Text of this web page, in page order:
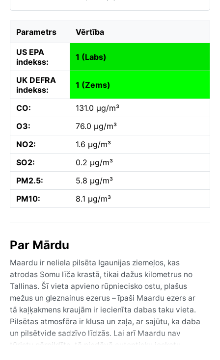
Parametrs Vērtība
US EPA
indekss:
1 (Labs)
UK DEFRA
indekss:
1 (Zems)
CO:
131.0 µg/m³
O3:
76.0 µg/m³
NO2:
1.6 µg/m³
SO2:
0.2 µg/m³
PM2.5:
5.8 µg/m³
PM10:
8.1 µg/m³
Par Mārdu
Maardu ir neliela pilsēta Igaunijas ziemeļos, kas
atrodas Somu līča krastā, tikai dažus kilometrus no
Tallinas. Šī vieta apvieno rūpniecisko ostu, plašus
mežus un gleznainus ezerus – īpaši Maardu ezers ar
tā kaļķakmens kraujām ir iecienīta dabas taku vieta.
Pilsētas atmosfēra ir klusa un zaļa, ar sajūtu, ka daba
un pilsētvide sadzīvo līdzās. Lai arī Maardu nav
tūristu pārpildīta, tā piedāvā autentisku ieskatu